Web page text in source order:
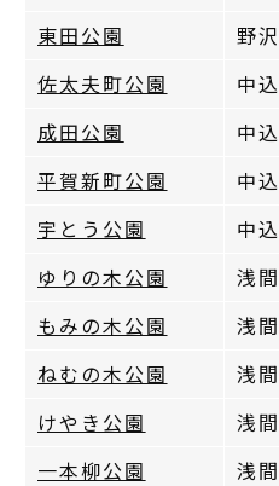
東田公園
野沢
佐太夫町公園
中込
成田公園
中込
平賀新町公園
中込
宇とう公園
中込
ゆりの木公園
浅間
もみの木公園
浅間
ねむの木公園
浅間
けやき公園
浅間
一本柳公園
浅間